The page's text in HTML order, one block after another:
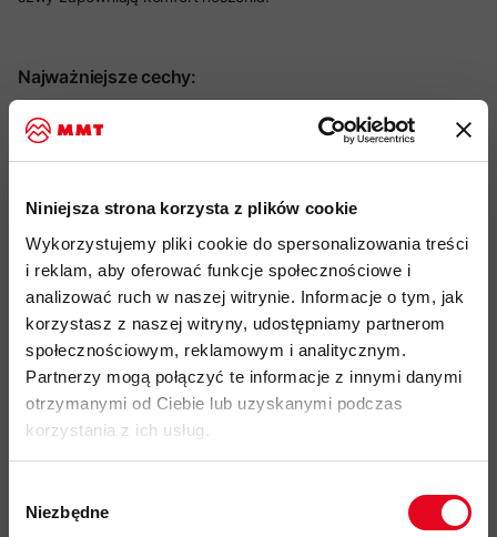
Niniejsza strona korzysta z plików cookie
Wykorzystujemy pliki cookie do spersonalizowania treści
i reklam, aby oferować funkcje społecznościowe i
analizować ruch w naszej witrynie. Informacje o tym, jak
korzystasz z naszej witryny, udostępniamy partnerom
społecznościowym, reklamowym i analitycznym.
Partnerzy mogą połączyć te informacje z innymi danymi
otrzymanymi od Ciebie lub uzyskanymi podczas
korzystania z ich usług.
zgody
Niezbędne
Najważniejsze cechy:
idealny produkt do: trekking, wspinaczka, alpinizm, ski-
touring, narciarstwo, użytkowanie miejskie
wykonana w 100% z wełny merino pureUll (165 g/m, 18,5
bardzo dobra termoregulacja - ciepło nawet po
zawilgoceniu
naturalna odporność na powstawanie nieprzyjemnych
zapachów
regularny krój z profilowanymi rękawami zapewniającymi
swobodę ruchów
płaskie szwy zapobiegające otarciom i zwiększające